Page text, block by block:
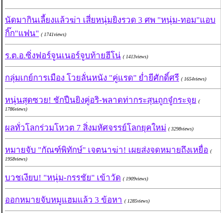
นัดมากินเลี้ยงแล้วฆ่า เสี่ยหนุ่มยิงรวด 3 ศพ "หนุ่ม-ทอม"แอบ
กิ๊ก"แฟน" ( 1741views)
ร.ต.อ.ซิ่งฟอร์จูนเนอร์จูบท้ายฮีโน่ ( 1413views)
กลุ่มเกย์การเมือง โวยลั่นหนัง "คู่แรด" ย่ำยีศักดิ์ศรี ( 1654views)
หนุ่นสุดซวย! ชักปืนยิงคู่อริ-พลาดท่ากระสุนถูกจู๋กระจุย (
1786views)
ผลทั่วโลกร่วมโหวต 7 สิ่งมหัศจรรย์โลกยุคใหม่ ( 3298views)
หมายจับ "กัณฑ์พิทักษ์" เจตนาฆ่า! เผยส่งจดหมายถึงเหยื่อ (
1958views)
บวชเงียบ! "หนุ่ม-กรรชัย" เข้าวัด ( 1909views)
ออกหมายจับหมูแฮมแล้ว 3 ข้อหา ( 1285views)